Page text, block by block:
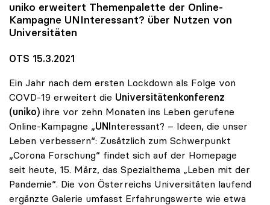
uniko erweitert Themenpalette der Online-
Kampagne UNInteressant? über Nutzen von
Universitäten
OTS 15.3.2021
Ein Jahr nach dem ersten Lockdown als Folge von
COVD-19 erweitert die Universitätenkonferenz
(uniko) ihre vor zehn Monaten ins Leben gerufene
Online-Kampagne „UNInteressant? – Ideen, die unser
Leben verbessern“: Zusätzlich zum Schwerpunkt
„Corona Forschung“ findet sich auf der Homepage
seit heute, 15. März, das Spezialthema „Leben mit der
Pandemie“. Die von Österreichs Universitäten laufend
ergänzte Galerie umfasst Erfahrungswerte wie etwa